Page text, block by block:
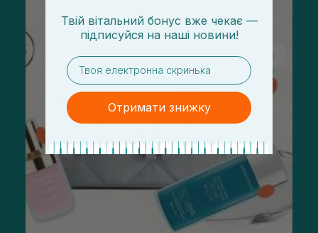
Твій вітальний бонус вже чекає —
підписуйся на наші новини!
email
Отримати знижку